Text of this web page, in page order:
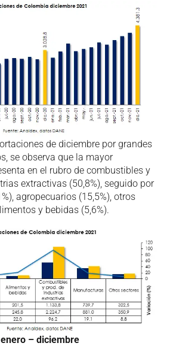
de diciembre por grandes
se observa que la mayor
en el rubro de combustibles y
extractivas (50,8%), seguido por
agropecuarios (15,5%), otros
y bebidas (5,6%).
– diciembre